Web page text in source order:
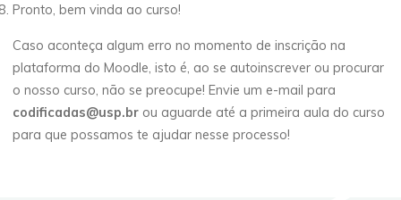
Pronto, bem vinda ao curso!
Caso aconteça algum erro no momento de inscrição na
plataforma do Moodle, isto é, ao se autoinscrever ou procurar
o nosso curso, não se preocupe! Envie um e-mail para
codificadas@usp.br ou aguarde até a primeira aula do curso
para que possamos te ajudar nesse processo!